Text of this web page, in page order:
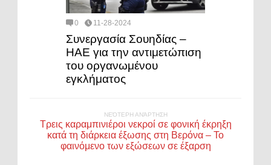
0 11-28-2024
Συνεργασία Σουηδίας –
ΗΑΕ για την αντιμετώπιση
του οργανωμένου
εγκλήματος
ΝΕΌΤΕΡΗ ΑΝΆΡΤΗΣΗ
Τρεις καραμπινιέροι νεκροί σε φονική έκρηξη
κατά τη διάρκεια έξωσης στη Βερόνα – Το
φαινόμενο των εξώσεων σε έξαρση